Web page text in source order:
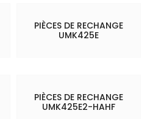
PIÈCES DE RECHANGE
UMK425E
PIÈCES DE RECHANGE
UMK425E2-HAHF